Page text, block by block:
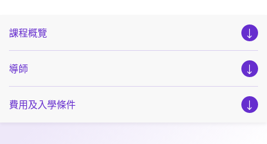
課程概覽
導師
費用及入學條件